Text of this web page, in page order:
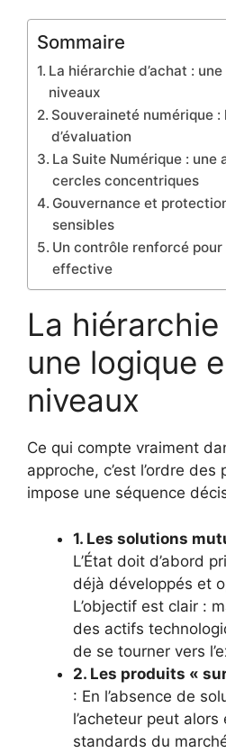
Sommaire
La hiérarchie d’achat :
niveaux
Souveraineté numérique
d’évaluation
La Suite Numérique : une
cercles concentriques
Gouvernance et
sensibles
Un contrôle renforcé
effective
La hiérarchie
une logique
niveaux
Ce qui compte vraiment
approche, c’est l’ordre
impose une séquence
1. Les solutions
L’État doit d’abord
déjà développés et
L’objectif est clair :
des actifs
de se tourner vers
2. Les produits «
: En l’absence de
l’acheteur peut
standards du